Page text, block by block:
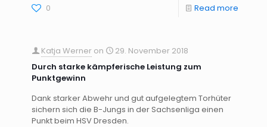
0 Read more
Katja Werner on
29. November 2018
Durch starke kämpferische Leistung zum
Punktgewinn
Dank starker Abwehr und gut aufgelegtem Torhüter
sichern sich die B-Jungs in der Sachsenliga einen
Punkt beim HSV Dresden.